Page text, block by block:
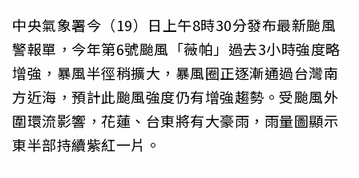
中央氣象署今（19）日上午8時30分發布最新颱風
警報單，今年第6號颱風「薇帕」過去3小時強度略
增強，暴風半徑稍擴大，暴風圈正逐漸通過台灣南
方近海，預計此颱風強度仍有增強趨勢。受颱風外
圍環流影響，花蓮、台東將有大豪雨，雨量圖顯示
東半部持續紫紅一片。